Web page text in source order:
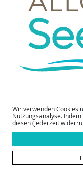
Dienstag,
Samstag: 10:00 -
Sonntag: 10:00 -
(Sonntag bis 20.00
Eigenschaften
Wir verwenden Cookies
Nutzungsanalyse.
diesen (jederzeit